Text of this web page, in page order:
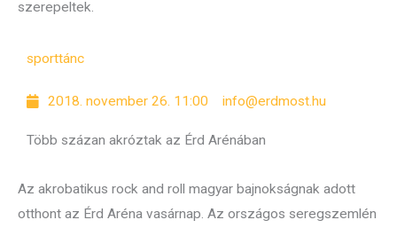
szerepeltek.
sporttánc
2018. november 26. 11:00 info@erdmost.hu
Több százan akróztak az Érd Arénában
Az akrobatikus rock and roll magyar bajnokságnak adott
otthont az Érd Aréna vasárnap. Az országos seregszemlén